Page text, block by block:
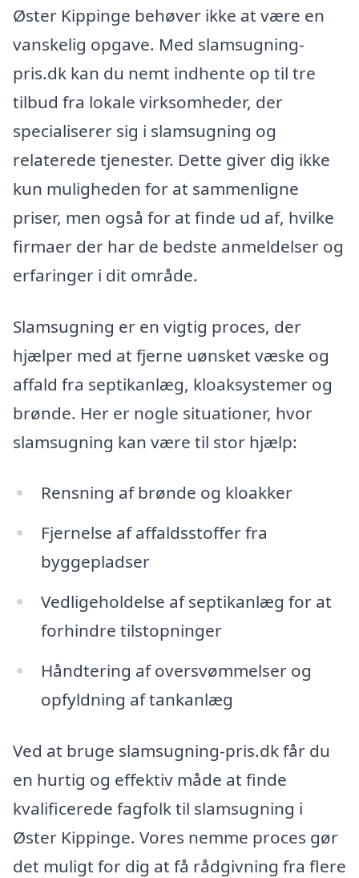
Øster Kippinge behøver ikke at være en
vanskelig opgave. Med slamsugning-
pris.dk kan du nemt indhente op til tre
tilbud fra lokale virksomheder, der
specialiserer sig i slamsugning og
relaterede tjenester. Dette giver dig ikke
kun muligheden for at sammenligne
priser, men også for at finde ud af, hvilke
firmaer der har de bedste anmeldelser og
erfaringer i dit område.
Slamsugning er en vigtig proces, der
hjælper med at fjerne uønsket væske og
affald fra septikanlæg, kloaksystemer og
brønde. Her er nogle situationer, hvor
slamsugning kan være til stor hjælp:
Rensning af brønde og kloakker
Fjernelse af affaldsstoffer fra
byggepladser
Vedligeholdelse af septikanlæg for at
forhindre tilstopninger
Håndtering af oversvømmelser og
opfyldning af tankanlæg
Ved at bruge slamsugning-pris.dk får du
en hurtig og effektiv måde at finde
kvalificerede fagfolk til slamsugning i
Øster Kippinge. Vores nemme proces gør
det muligt for dig at få rådgivning fra flere